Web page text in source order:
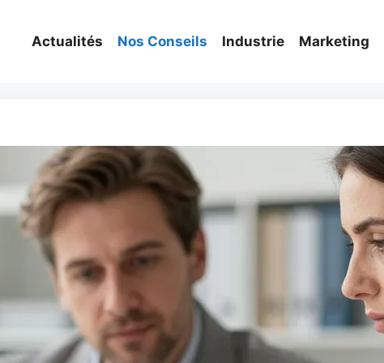
Actualités Nos Conseils Industrie Marketing